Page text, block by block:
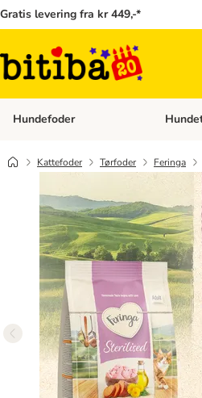
Gratis levering fra kr 449,-*
Hundefoder Åben
Kattefoder Tørfoder Feringa